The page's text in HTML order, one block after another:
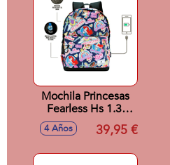
Mochila Princesas
Fearless Hs 1.3,
Multicolor.
4 Años 39,95 €